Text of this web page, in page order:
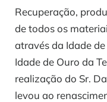
Recuperação,
de todos os
através da Idade
Idade de Ouro da
realização do Sr.
levou ao